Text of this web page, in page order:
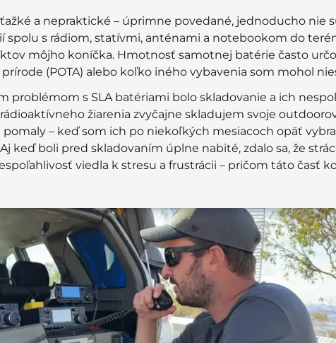
a nepraktické – úprimne povedané, jednoducho nie
spolu s rádiom, statívmi, anténami a notebookom do
môjho koníčka. Hmotnosť samotnej batérie často
(POTA) alebo koľko iného vybavenia som mohol
problémom s SLA batériami bolo skladovanie a ich
žiarenia zvyčajne skladujem svoje
– keď som ich po niekoľkých mesiacoch opäť
keď boli pred skladovaním úplne nabité, zdalo sa, že
viedla k stresu a frustrácii – pričom táto časť